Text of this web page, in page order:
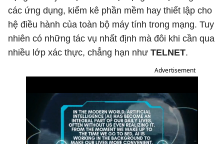
các ứng dụng, kiểm kê phần mềm hay thiết lập cho
hệ điều hành của toàn bộ máy tính trong mạng. Tuy
nhiên có những tác vụ nhất định mà đôi khi cần qua
nhiều lớp xác thực, chẳng hạn như TELNET.
Advertisement